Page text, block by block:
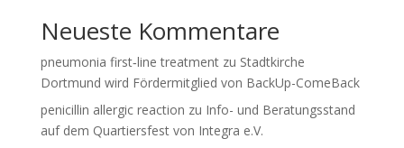
Neueste Kommentare
pneumonia first‑line treatmentzu Stadtkirche
Dortmund wird Fördermitglied von BackUp-ComeBack
penicillin allergic reaction zu Info- und Beratungsstand
auf dem Quartiersfest von Integra e.V.